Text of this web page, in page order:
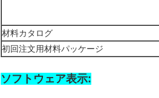
材料カタログ
初回注文用材料パッケージ
ソフトウェア表示: